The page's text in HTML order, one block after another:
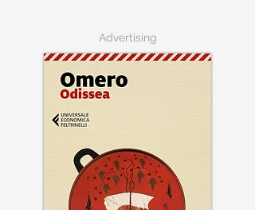
Advertising